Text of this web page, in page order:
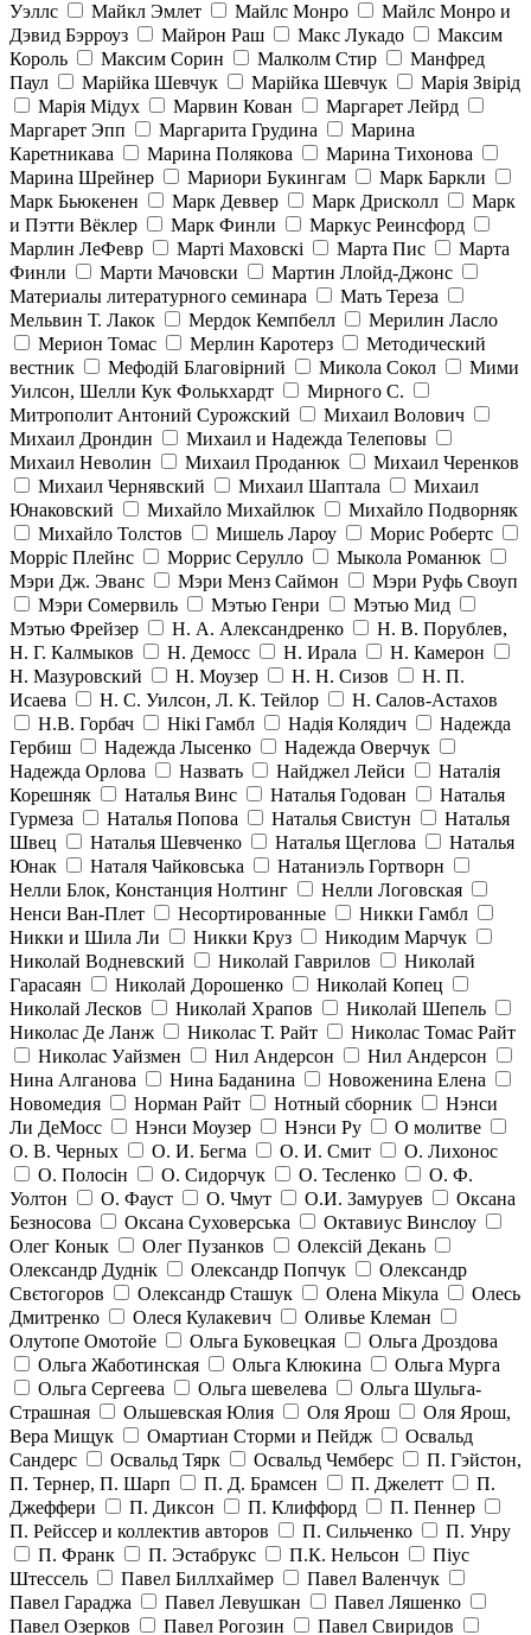
Уэллс
Майкл Эмлет Майлс Монро
Майлс Монро и
Дэвид Бэрроуз
Майрон Раш Макс Лукадо
Максим
Король
Максим Сорин Малколм Стир
Манфред
Паул
Марійка Шевчук Марійка Шевчук
Марія Звірід
Марія Мідух
Марвин Кован
Маргарет Лейрд
Маргарет Эпп
Маргарита Грудина
Марина
Каретникава
Марина Полякова
Марина Тихонова
Марина Шрейнер
Мариори Букингам
Марк Баркли
Марк Бьюкенен
Марк Деввер Марк Дрисколл
Марк
и Пэтти Вёклер
Марк Финли
Маркус Реинсфорд
Марлин ЛеФевр
Марті Маховскі Марта Пис
Марта
Финли
Марти Мачовски
Мартин Ллойд-Джонс
Материалы литературного семинара
Мать Тереза
Мельвин Т. Лакок
Мердок Кемпбелл
Мерилин Ласло
Мерион Томас
Мерлин Каротерз
Методический
вестник
Мефодій Благовірний Микола Сокол
Мими
Уилсон, Шелли Кук Фолькхардт
Мирного С.
Митрополит Антоний Сурожский
Михаил Волович
Михаил Дрондин
Михаил и Надежда Телеповы
Михаил Неволин
Михаил Проданюк
Михаил Черенков
Михаил Чернявский
Михаил Шаптала
Михаил
Юнаковский
Михайло Михайлюк
Михайло Подворняк
Михайло Толстов
Мишель Лароу
Морис Робертс
Морріс Плейнс
Моррис Серулло
Мыкола Романюк
Мэри Дж. Эванс
Мэри Менз Саймон
Мэри Руфь Своуп
Мэри Сомервиль
Мэтью Генри
Мэтью Мид
Мэтью Фрейзер
Н. А. Александренко
Н. В. Порублев,
Н. Г. Калмыков
Н. Демосс Н. Ирала
Н. Камерон
Н. Мазуровский
Н. Моузер Н. Н. Сизов
Н. П.
Исаева
Н. С. Уилсон, Л. К. Тейлор
Н. Салов-Астахов
Н.В. Горбач
Нікі Гамбл Надія Колядич
Надежда
Гербиш
Надежда Лысенко
Надежда Оверчук
Надежда Орлова
Назвать Найджел Лейси
Наталія
Корешняк
Наталья Винс Наталья Годован
Наталья
Гурмеза
Наталья Попова Наталья Свистун
Наталья
Швец
Наталья Шевченко Наталья Щеглова
Наталья
Юнак
Наталя Чайковська
Натаниэль Гортворн
Нелли Блок, Констанция Нолтинг
Нелли Логовская
Ненси Ван-Плет
Несортированные
Никки Гамбл
Никки и Шила Ли
Никки Круз
Никодим Марчук
Николай Водневский
Николай Гаврилов
Николай
Гарасаян
Николай Дорошенко
Николай Копец
Николай Лесков
Николай Храпов
Николай Шепель
Николас Де Ланж
Николас Т. Райт
Николас Томас Райт
Николас Уайзмен
Нил Андерсон
Нил Андерсон
Нина Алганова
Нина Баданина
Новоженина Елена
Новомедия
Норман Райт Нотный сборник
Нэнси
Ли ДеМосс
Нэнси Моузер Нэнси Ру
О молитве
О. В. Черных
О. И. Бегма О. И. Смит
О. Лихонос
О. Полосін
О. Сидорчук О. Тесленко
О. Ф.
Уолтон
О. Фауст О. Чмут О.И. Замуруев
Оксана
Безносова
Оксана Суховерська
Октавиус Винслоу
Олег Конык
Олег Пузанков
Олексій Декань
Олександр Дуднік
Олександр Попчук
Олександр
Свєтогоров
Олександр Сташук Олена Мікула
Олесь
Дмитренко
Олеся Кулакевич
Оливье Клеман
Олутопе Омотойе
Ольга Буковецкая
Ольга Дроздова
Ольга Жаботинская
Ольга Клюкина
Ольга Мурга
Ольга Сергеева
Ольга шевелева
Ольга Шульга-
Страшная
Ольшевская Юлия Оля Ярош
Оля Ярош,
Вера Мищук
Омартиан Сторми и Пейдж
Освальд
Сандерс
Освальд Тярк Освальд Чемберс
П. Гэйстон,
П. Тернер, П. Шарп
П. Д. Брамсен П. Джелетт
П.
Джеффери
П. Диксон П. Клиффорд
П. Пеннер
П. Рейссер и коллектив авторов
П. Сильченко
П. Унру
П. Франк
П. Эстабрукс П.К. Нельсон
Піус
Штессель
Павел Биллхаймер
Павел Валенчук
Павел Гараджа
Павел Левушкан
Павел Ляшенко
Павел Озерков
Павел Рогозин Павел Свиридов